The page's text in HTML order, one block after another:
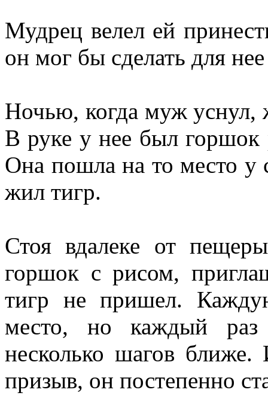
Мудрец ве­лел ей
он мог бы сделать для
Ночью, когда муж уснул,
В руке у нее был
Она пошла на то место у
жил тигр.
Стоя вдалеке от
горшок с ри­сом,
тигр не пришел.
место, но каждый
несколько шагов
призыв, он постепенно